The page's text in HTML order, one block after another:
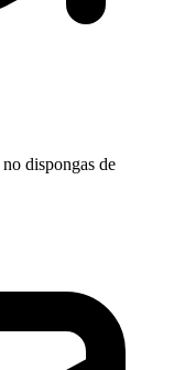
no dispongas de